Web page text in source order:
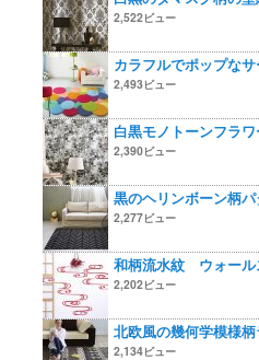
2,522ビュー
カラフルでポップな
2,493ビュー
白黒モノトーンフラ
2,390ビュー
黒のヘリンボーン柄
2,277ビュー
和柄流水紋 ウォール
2,202ビュー
北欧風の幾何学模様
2,134ビュー